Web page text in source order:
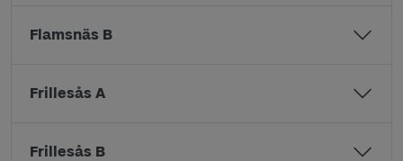
Flamsnäs B
Frillesås A
Frillesås B